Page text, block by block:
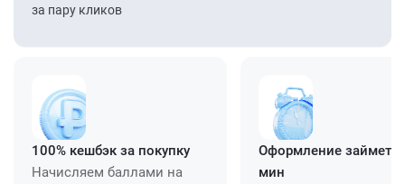
за пару кликов
100% кешбэк за покупку
Начисляем баллами на
Оформление займет
мин